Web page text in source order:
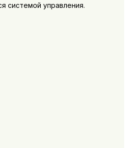
системой управления.